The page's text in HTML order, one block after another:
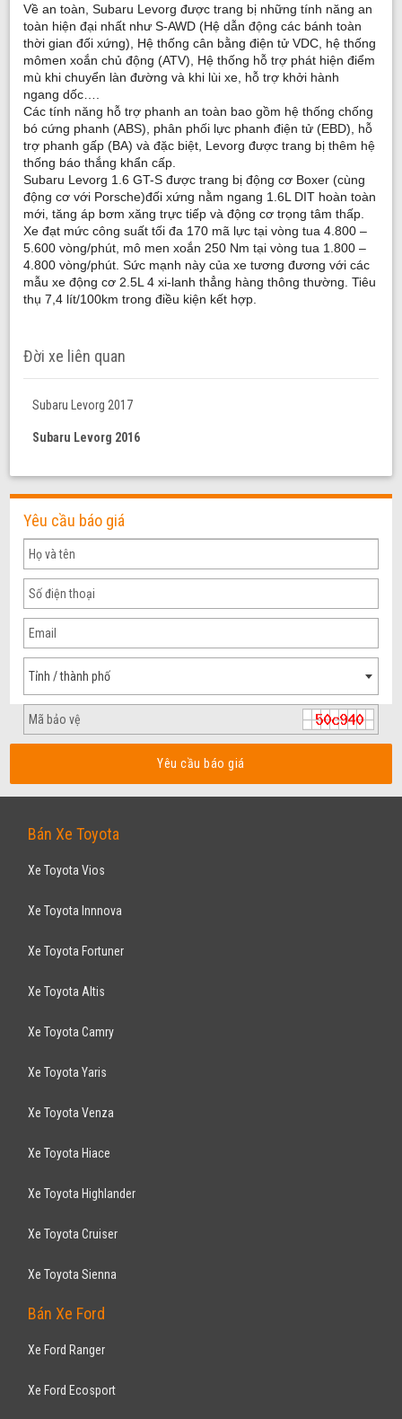
Về an toàn, Subaru Levorg được trang bị những tính năng an
toàn hiện đại nhất như S-AWD (Hệ dẫn động các bánh toàn
thời gian đối xứng), Hệ thống cân bằng điện tử VDC, hệ thống
mômen xoắn chủ động (ATV), Hệ thống hỗ trợ phát hiện điểm
mù khi chuyển làn đường và khi lùi xe, hỗ trợ khởi hành
ngang dốc….
Các tính năng hỗ trợ phanh an toàn bao gồm hệ thống chống
bó cứng phanh (ABS), phân phối lực phanh điện tử (EBD), hỗ
trợ phanh gấp (BA) và đặc biệt, Levorg được trang bị thêm hệ
thống báo thắng khẩn cấp.
Subaru Levorg 1.6 GT-S được trang bị động cơ Boxer (cùng
động cơ với Porsche)đối xứng nằm ngang 1.6L DIT hoàn toàn
mới, tăng áp bơm xăng trực tiếp và động cơ trọng tâm thấp.
Xe đạt mức công suất tối đa 170 mã lực tại vòng tua 4.800 –
5.600 vòng/phút, mô men xoắn 250 Nm tại vòng tua 1.800 –
4.800 vòng/phút. Sức mạnh này của xe tương đương với các
mẫu xe động cơ 2.5L 4 xi-lanh thẳng hàng thông thường. Tiêu
thụ 7,4 lít/100km trong điều kiện kết hợp.
Đời xe liên quan
Subaru Levorg 2017
Subaru Levorg 2016
Yêu cầu báo giá
Tỉnh / thành phố
Yêu cầu báo giá
Bán Xe Toyota
Xe Toyota Vios
Xe Toyota Innnova
Xe Toyota Fortuner
Xe Toyota Altis
Xe Toyota Camry
Xe Toyota Yaris
Xe Toyota Venza
Xe Toyota Hiace
Xe Toyota Highlander
Xe Toyota Cruiser
Xe Toyota Sienna
Bán Xe Ford
Xe Ford Ranger
Xe Ford Ecosport